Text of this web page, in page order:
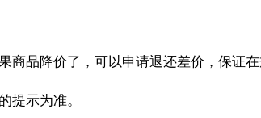
品降价了，可以申请退还差价，保证
提示为准。